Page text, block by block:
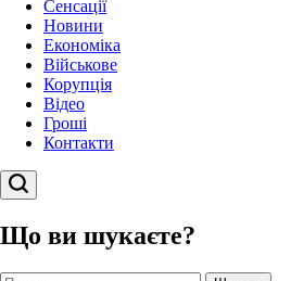
Сенсації
Новини
Економіка
Військове
Корупція
Відео
Гроші
Контакти
Пошук
Що ви шукаєте?